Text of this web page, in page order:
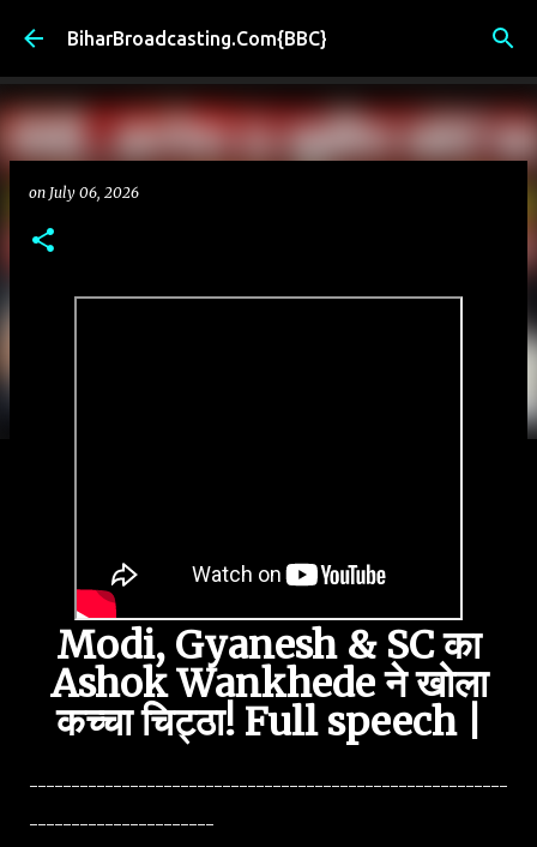
Skip to main content
BiharBroadcasting.Com{BBC}
on July 06, 2026
Modi, Gyanesh & SC का
Ashok Wankhede ने खोला
कच्चा चिट्ठा! Full speech |
---------------------------------------------------------
----------------------